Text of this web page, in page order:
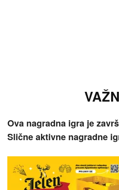
Ova nagradna igra je
Slične aktivne nagradne